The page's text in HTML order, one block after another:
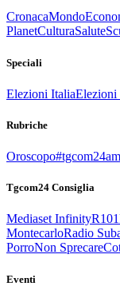
CronacaMondo
PlanetCulturaSalute
Speciali
Elezioni ItaliaElezioni
Rubriche
Oroscopo
Tgcom24 Consiglia
Mediaset InfinityR101
MontecarloRadio
PorroNon Sprecare
Eventi